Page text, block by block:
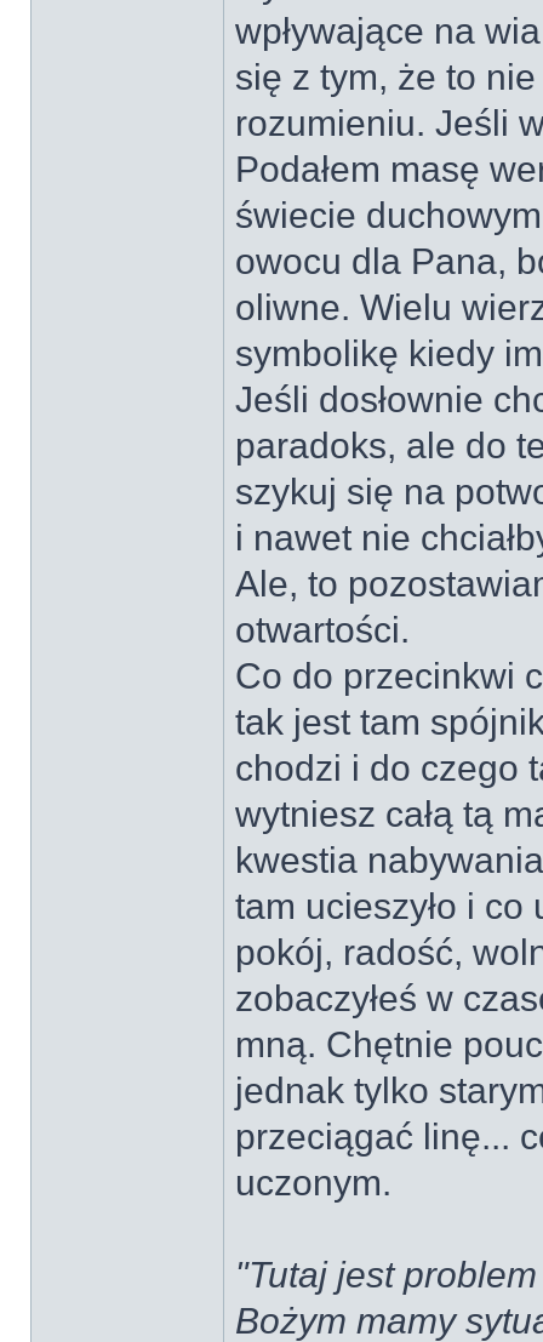
wpływające na
się z tym, że to
rozumieniu. Jeśli
Podałem masę
świecie
owocu dla Pana,
oliwne. Wielu
symbolikę kiedy
Jeśli dosłownie
paradoks, ale do
szykuj się na
i nawet nie
Ale, to
otwartości.
Co do przecinkwi
tak jest tam
chodzi i do czego
wytniesz całą tą
kwestia
tam ucieszyło i co
pokój, radość,
zobaczyłeś w
mną. Chętnie
jednak tylko
przeciągać linę...
uczonym.
"Tutaj jest
Bożym mamy